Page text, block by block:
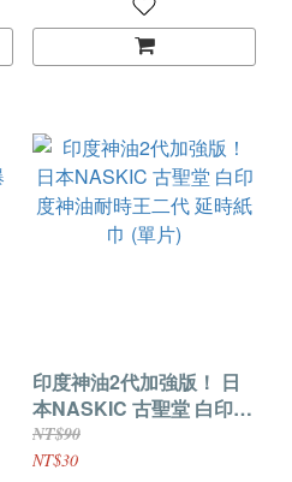
印度神油2代加強版！ 日
本NASKIC 古聖堂 白印度
神油耐時王二代 延時紙巾
(單片)
NT$90
NT$30